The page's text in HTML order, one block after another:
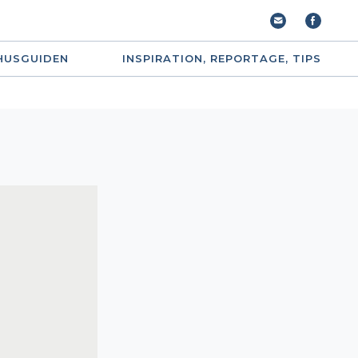
INSPIRATION, REPORTAGE, TIPS